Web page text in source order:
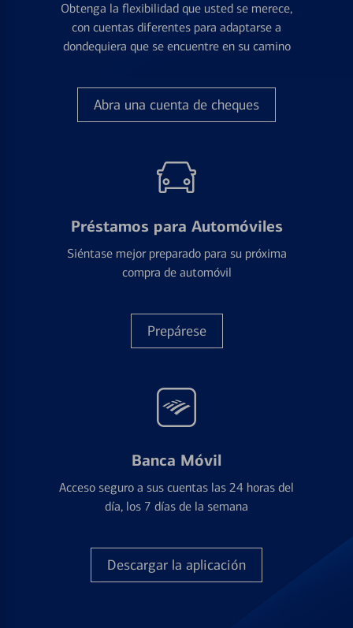
Obtenga la flexibilidad que usted se merece,
con cuentas diferentes para adaptarse a
dondequiera que se encuentre en su camino
Abra una cuenta de cheques
Préstamos para Automóviles
Siéntase mejor preparado para su próxima
compra de automóvil
Prepárese
Banca Móvil
Acceso seguro a sus cuentas las 24 horas del
día, los 7 días de la semana
Descargar la aplicación